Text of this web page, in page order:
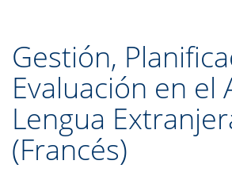
Gestión,
Evaluación en el
Lengua
(Francés)